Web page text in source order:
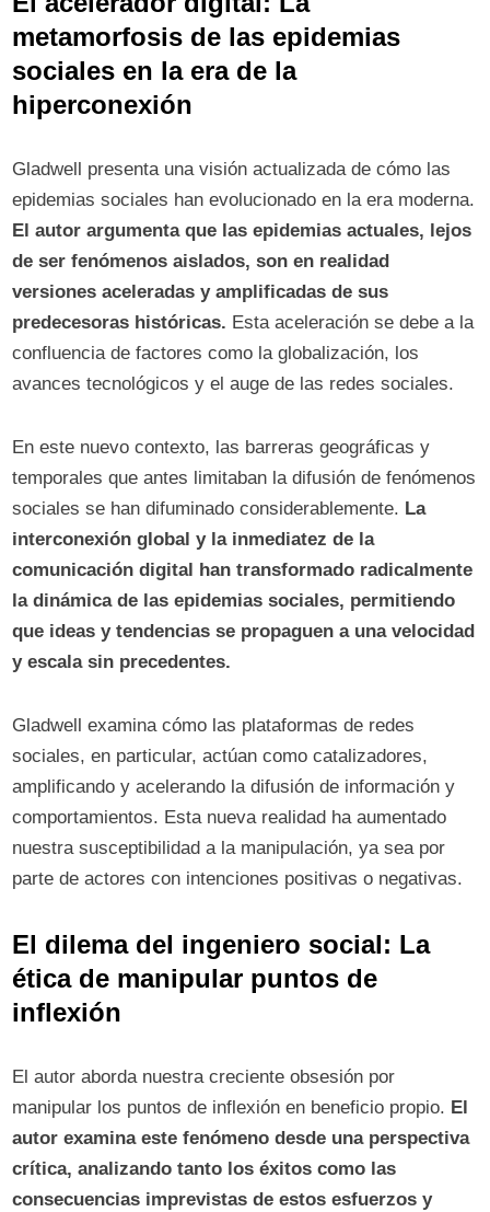
metamorfosis de las epidemias
sociales en la era de la
hiperconexión
Gladwell presenta una visión actualizada de cómo las
epidemias sociales han evolucionado en la era moderna.
El autor argumenta que las epidemias actuales, lejos
de ser fenómenos aislados, son en realidad
versiones aceleradas y amplificadas de sus
predecesoras históricas. Esta aceleración se debe a la
confluencia de factores como la globalización, los
avances tecnológicos y el auge de las redes sociales.
En este nuevo contexto, las barreras geográficas y
temporales que antes limitaban la difusión de fenómenos
sociales se han difuminado considerablemente. La
interconexión global y la inmediatez de la
comunicación digital han transformado radicalmente
la dinámica de las epidemias sociales, permitiendo
que ideas y tendencias se propaguen a una velocidad
y escala sin precedentes.
Gladwell examina cómo las plataformas de redes
sociales, en particular, actúan como catalizadores,
amplificando y acelerando la difusión de información y
comportamientos. Esta nueva realidad ha aumentado
nuestra susceptibilidad a la manipulación, ya sea por
parte de actores con intenciones positivas o negativas.
El dilema del ingeniero social: La
ética de manipular puntos de
inflexión
El autor aborda nuestra creciente obsesión por
manipular los puntos de inflexión en beneficio propio. El
autor examina este fenómeno desde una perspectiva
crítica, analizando tanto los éxitos como las
consecuencias imprevistas de estos esfuerzos y